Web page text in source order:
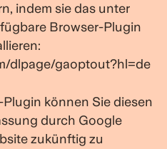
indem sie das unter
Browser-Plugin
dlpage/gaoptout?hl=de
können Siediesen
durch Google
zukünftig zu